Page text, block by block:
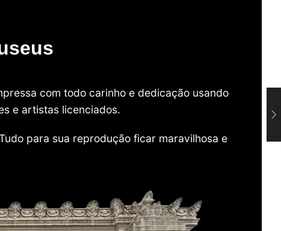
com todo carinho e dedicação usando
e artistas licenciados.
para sua reprodução ficar maravilhosa e